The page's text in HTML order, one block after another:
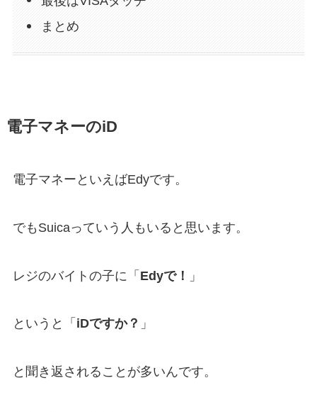
まとめ
電子マネーのiD
電子マネーといえばEdyです。
でもSuicaっていう人もいると思います。
レジのバイトの子に「 Edyで！ 」
というと「 iDですか？ 」
と聞き返されることが多いんです。